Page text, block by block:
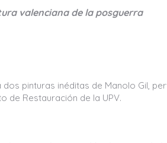
valenciana de la posguerra
pinturas inéditas de Manolo Gil,
de Restauración de la UPV.